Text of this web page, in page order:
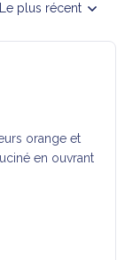
Le plus récent
orange et
en ouvrant